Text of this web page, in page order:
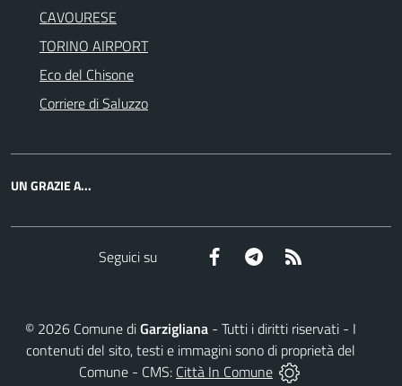
CAVOURESE
TORINO AIRPORT
Eco del Chisone
Corriere di Saluzzo
UN GRAZIE A...
Seguici su Facebook Telegram
© 2026Comune diGarzigliana- Tutti i diritti riservati - I
contenuti del sito, testi e immagini sono di proprietà del
Comune - CMS: Città In Comune